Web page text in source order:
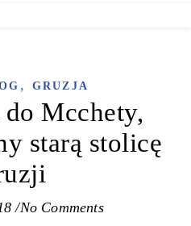
, GRUZJA
Mcchety,
starą stolicę
/No Comments